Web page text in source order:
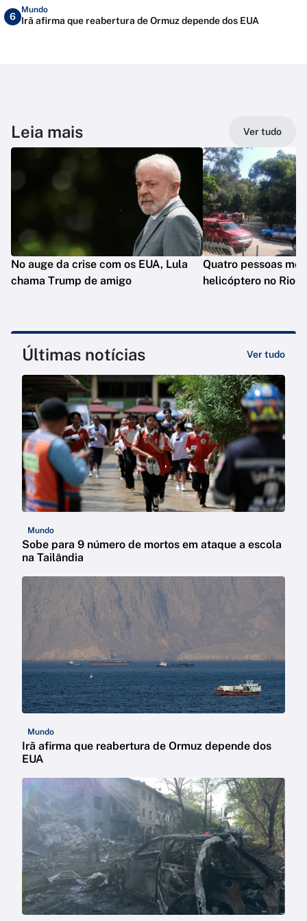
6
Mundo
Irã afirma que reabertura de Ormuz depende dos EUA
Leia mais Ver tudo
No auge da crise com os EUA, Lula
chama Trump de amigo
Quatro pessoas
helicóptero no Rio
Últimas notícias Ver tudo
Mundo
Sobe para 9 número de mortos em ataque a escola
na Tailândia
Mundo
Irã afirma que reabertura de Ormuz depende dos
EUA